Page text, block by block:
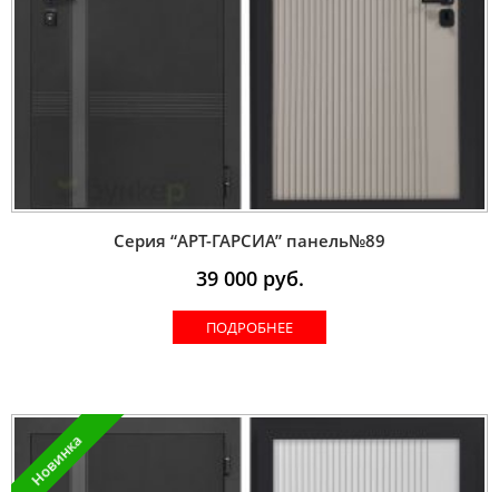
Серия “AРT-ГАРСИА” панель№89
39 000руб.
ПОДРОБНЕЕ
Новинка